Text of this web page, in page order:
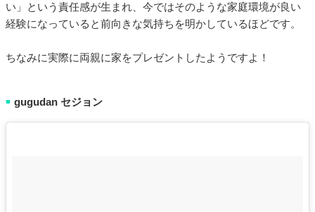
い」という責任感が生まれ、今ではそのような家庭環境が良い
経験になっていると前向きな気持ちを明かしているほどです。
ちなみに実際に両親に家をプレゼントしたようですよ！
■ gugudan セジョン